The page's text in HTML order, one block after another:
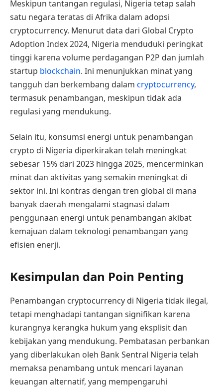
Meskipun tantangan regulasi, Nigeria tetap salah
satu negara teratas di Afrika dalam adopsi
cryptocurrency. Menurut data dari Global Crypto
Adoption Index 2024, Nigeria menduduki peringkat
tinggi karena volume perdagangan P2P dan jumlah
startup blockchain. Ini menunjukkan minat yang
tangguh dan berkembang dalam cryptocurrency,
termasuk penambangan, meskipun tidak ada
regulasi yang mendukung.
Selain itu, konsumsi energi untuk penambangan
crypto di Nigeria diperkirakan telah meningkat
sebesar 15% dari 2023 hingga 2025, mencerminkan
minat dan aktivitas yang semakin meningkat di
sektor ini. Ini kontras dengan tren global di mana
banyak daerah mengalami stagnasi dalam
penggunaan energi untuk penambangan akibat
kemajuan dalam teknologi penambangan yang
efisien enerji.
Kesimpulan dan Poin Penting
Penambangan cryptocurrency di Nigeria tidak ilegal,
tetapi menghadapi tantangan signifikan karena
kurangnya kerangka hukum yang eksplisit dan
kebijakan yang mendukung. Pembatasan perbankan
yang diberlakukan oleh Bank Sentral Nigeria telah
memaksa penambang untuk mencari layanan
keuangan alternatif, yang mempengaruhi